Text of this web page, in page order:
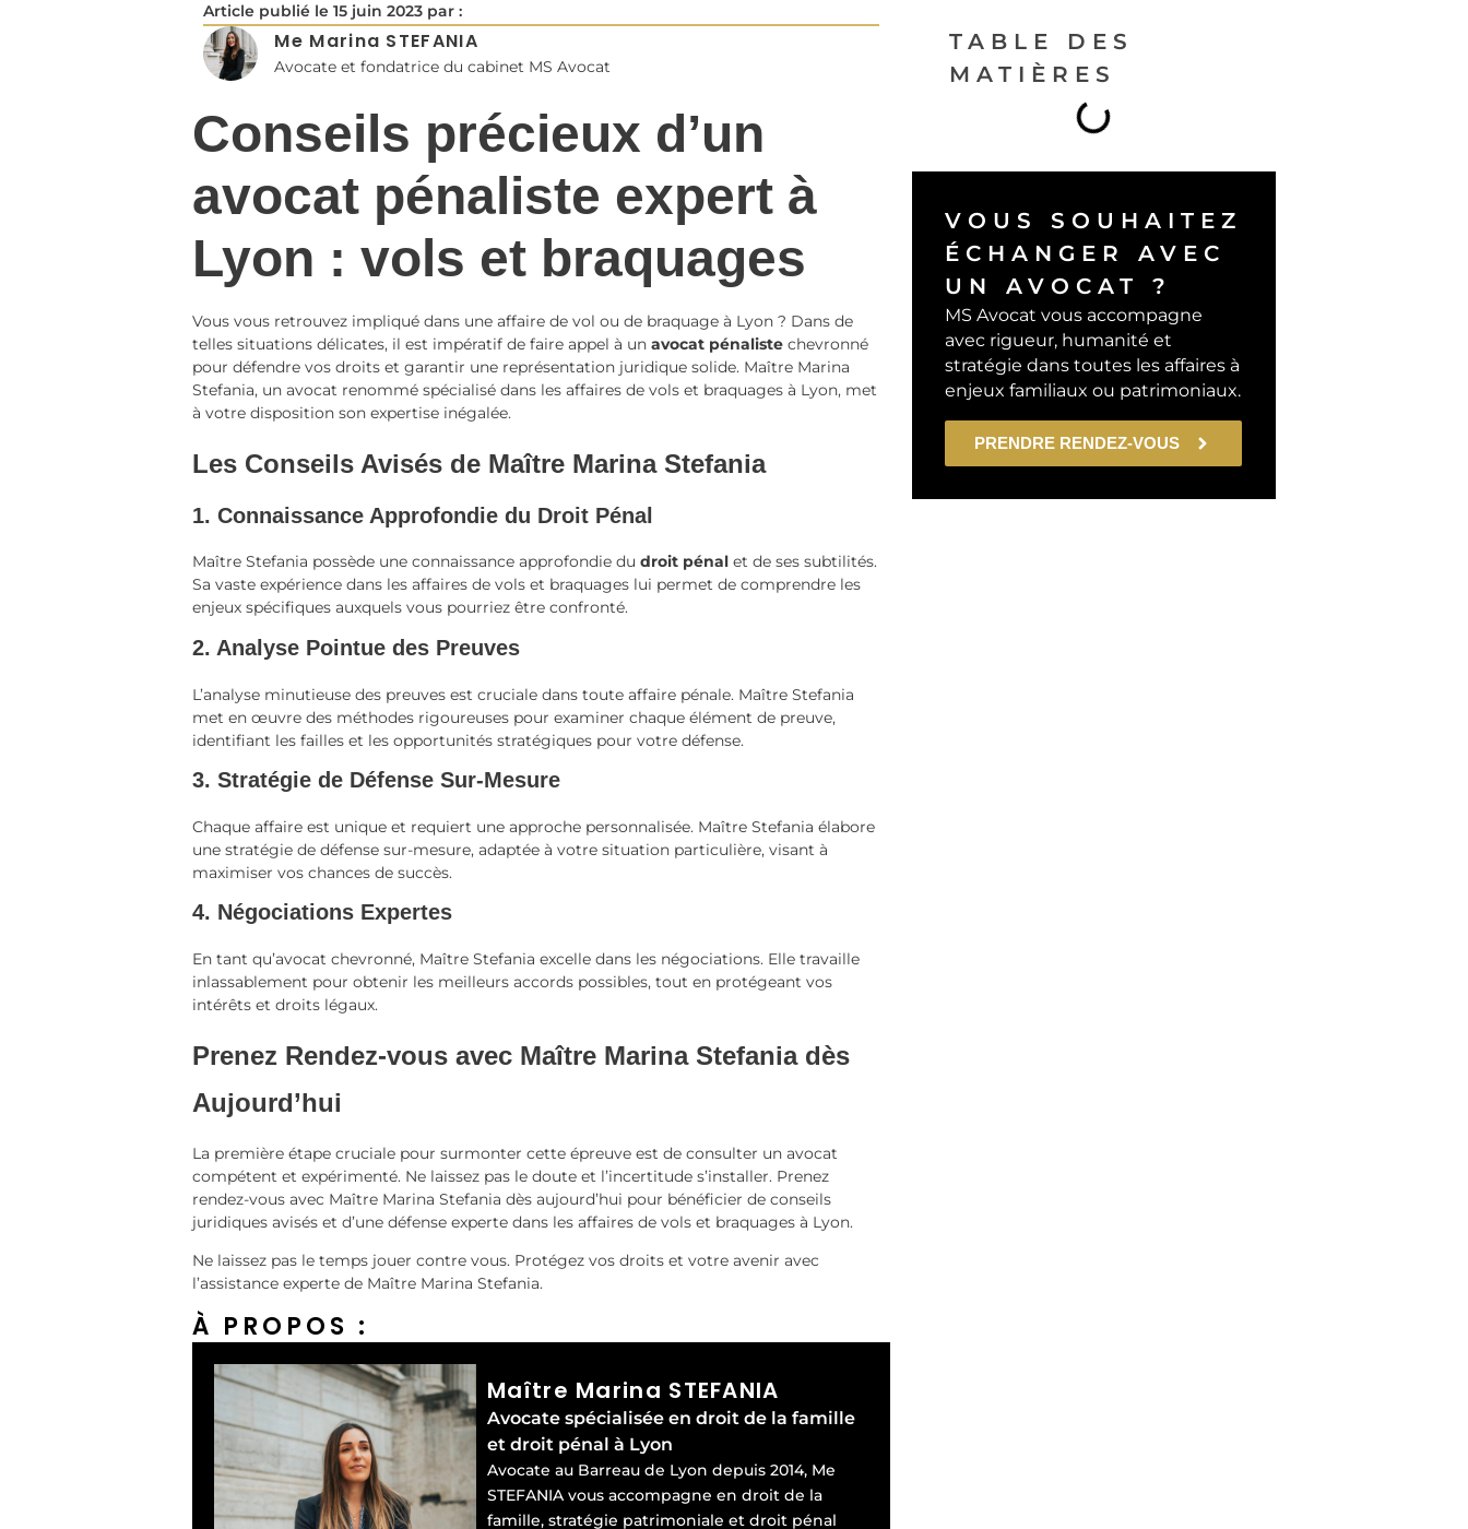
Article publié le 15 juin 2023 par :
Me Marina STEFANIA
Avocate et fondatrice du cabinet MS Avocat
Conseils précieux d’un
avocat pénaliste expert à
Lyon : vols et braquages
Vous vous retrouvez impliqué dans une affaire de vol ou de braquage à Lyon ? Dans de
telles situations délicates, il est impératif de faire appel à unavocat pénaliste chevronné
pour défendre vos droits et garantir une représentation juridique solide. Maître Marina
Stefania, un avocat renommé spécialisé dans les affaires de vols et braquages à Lyon, met
à votre disposition son expertise inégalée.
Les Conseils Avisés de Maître Marina Stefania
1. Connaissance Approfondie du Droit Pénal
Maître Stefania possède une connaissance approfondie dudroit pénal et de ses subtilités.
Sa vaste expérience dans les affaires de vols et braquages lui permet de comprendre les
enjeux spécifiques auxquels vous pourriez être confronté.
2. Analyse Pointue des Preuves
L’analyse minutieuse des preuves est cruciale dans toute affaire pénale. Maître Stefania
met en œuvre des méthodes rigoureuses pour examiner chaque élément de preuve,
identifiant les failles et les opportunités stratégiques pour votre défense.
3. Stratégie de Défense Sur-Mesure
Chaque affaire est unique et requiert une approche personnalisée. Maître Stefania élabore
une stratégie de défense sur-mesure, adaptée à votre situation particulière, visant à
maximiser vos chances de succès.
4. Négociations Expertes
En tant qu’avocat chevronné, Maître Stefania excelle dans les négociations. Elle travaille
inlassablement pour obtenir les meilleurs accords possibles, tout en protégeant vos
intérêts et droits légaux.
Prenez Rendez-vous avec Maître Marina Stefania dès
Aujourd’hui
La première étape cruciale pour surmonter cette épreuve est de consulter un avocat
compétent et expérimenté. Ne laissez pas le doute et l’incertitude s’installer. Prenez
rendez-vous avec Maître Marina Stefania dès aujourd’hui pour bénéficier de conseils
juridiques avisés et d’une défense experte dans les affaires de vols et braquages à Lyon.
Ne laissez pas le temps jouer contre vous. Protégez vos droits et votre avenir avec
l’assistance experte de Maître Marina Stefania.
À PROPOS :
Maître Marina STEFANIA
Avocate spécialisée en droit de la famille
et droit pénal à Lyon
Avocate au Barreau de Lyon depuis 2014, Me
STEFANIA vous accompagne en droit de la
famille, stratégie patrimoniale et droit pénal
TABLE DES
MATIÈRES
VOUS SOUHAITEZ
ÉCHANGER AVEC
UN AVOCAT ?
MS Avocat vous accompagne
avec rigueur, humanité et
stratégie dans toutes les affaires à
enjeux familiaux ou patrimoniaux.
PRENDRE RENDEZ-VOUS